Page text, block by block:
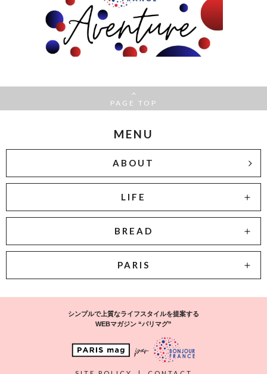
PAGE TOP
MENU
ABOUT
LIFE
BREAD
PARIS
シンプルで上質なライフスタイルを提案する
WEBマガジン “パリマグ”